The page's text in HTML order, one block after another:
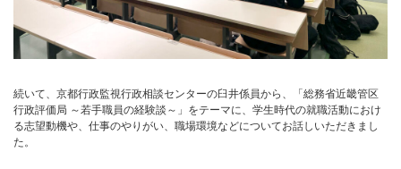
続いて、京都行政監視行政相談センターの臼井係員から、「総務省近畿管区
行政評価局 ～若手職員の経験談～」をテーマに、学生時代の就職活動におけ
る志望動機や、仕事のやりがい、職場環境などについてお話しいただきまし
た。